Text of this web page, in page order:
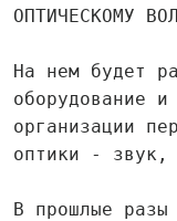
ОПТИЧЕСКОМУ
На нем будет
оборудование
организации
оптики - звук,
В прошлые